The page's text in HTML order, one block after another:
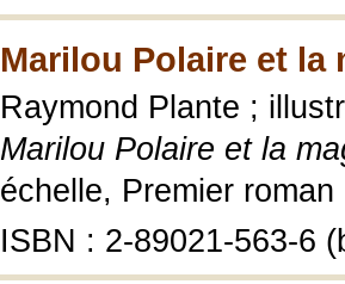
Marilou Polaire et la
Raymond Plante ;
Marilou Polaire et la
échelle, Premier
ISBN : 2-89021-563-6